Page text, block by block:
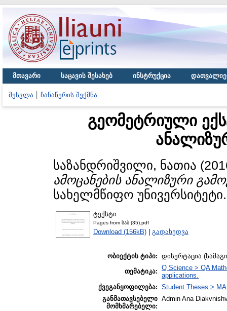
მთავარი საცავის შესახებ ინსტრუქცია
შესვლა ჩანაწერის შექმნა
გეომეტრიული
საზანდრიშვილი, ნათია
ამოცანების ანალიზური
სახელმწიფო უნივერსიტეტი.
ტექსტი
Pages from საბ (35).pdf
Download (156kB) | გადახედვა
ობიექტის ტიპი: დისერტაცია
თემატიკა: Q Science > QA
applications.
ქვეგანყოფილება: Student Theses >
განმათავსებელი
მომხმარებელი:
Admin Ana